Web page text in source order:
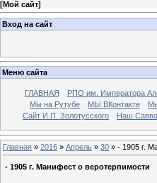
[Мой сайт]
Вход на сайт
Меню сайта
ГЛАВНАЯ РПО им. Императора
Мы на Рутубе
МЫ ВКонтакте
Сайт И.П. Золотусского
Наш
Главная » 2016 » Апрель » 30 » - 1905 г.
- 1905 г. Манифест о веротерпимости